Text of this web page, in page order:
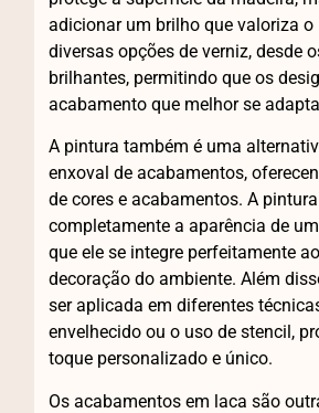
adicionar um brilho que valoriza o
diversas opções de verniz, desde
brilhantes, permitindo que os
acabamento que melhor se
A pintura também é uma
enxoval de acabamentos,
de cores e acabamentos. A
completamente a aparência de
que ele se integre perfeitamente
decoração do ambiente. Além
ser aplicada em diferentes
envelhecido ou o uso de stencil,
toque personalizado e único.
Os acabamentos em laca são